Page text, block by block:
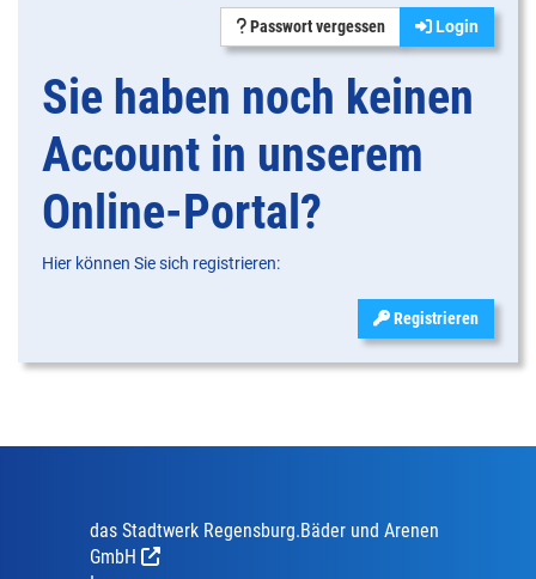
Passwort vergessen Login
Sie haben noch keinen
Account in unserem
Online-Portal?
Hier können Sie sich registrieren:
Registrieren
das Stadtwerk Regensburg.Bäder und Arenen
GmbH